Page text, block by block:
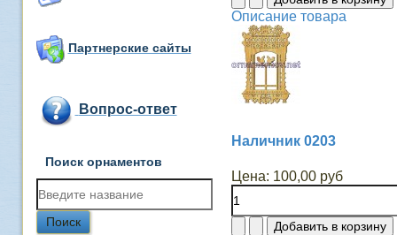
Партнерские сайты
Вопрос-ответ
Поиск орнаментов
Описание товара
Наличник 0203
Цена: 100,00 руб